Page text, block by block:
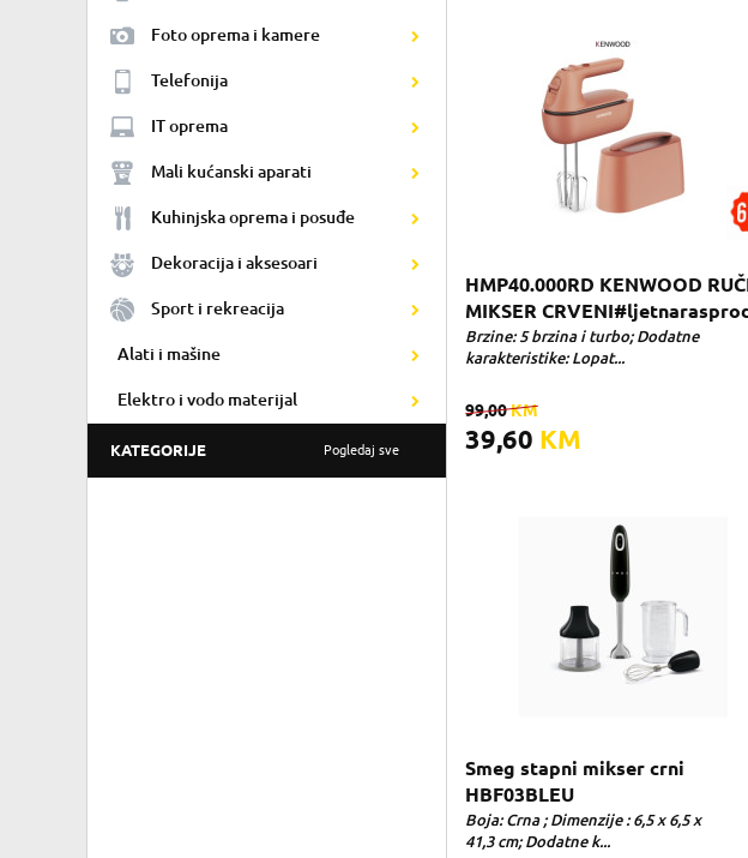
Foto oprema i kamere
Telefonija
IT oprema
Mali kućanski aparati
Kuhinjska oprema i posuđe
Dekoracija i aksesoari
Sport i rekreacija
Alati i mašine
Elektro i vodo materijal
KATEGORIJE Pogledaj sve
HMP40.000RD KENWOOD
MIKSER
Brzine: 5 brzina i turbo; Dodatne
karakteristike: Lopat...
39,60 KM
99,00KM
Smeg stapni mikser crni
HBF03BLEU
Boja: Crna ; Dimenzije : 6,5 x 6,5 x
41,3 cm; Dodatne k...